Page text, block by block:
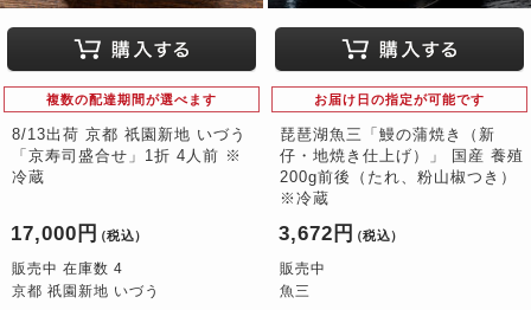
複数の配達期間が選べます
8/13出荷 京都 祇園新地 いづう
「京寿司盛合せ」1折 4人前 ※
冷蔵
17,000円 （税込）
販売中 在庫数 4
京都 祇園新地 いづう
お届け日の指定が可能です
琵琶湖魚三「鰻の蒲焼き（新
仔・地焼き仕上げ）」 国産 養殖
200g前後（たれ、粉山椒つき）
※冷蔵
3,672円 （税込）
販売中
魚三